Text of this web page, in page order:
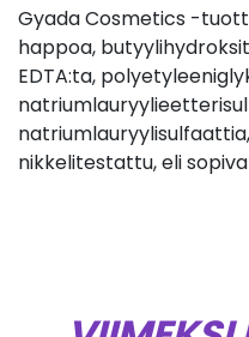
Gyada Cosmetics -
happoa,
EDTA:ta,
nikkelitestattu, eli